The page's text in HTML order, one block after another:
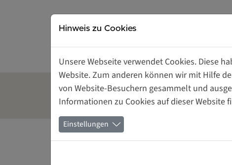
Gründerinnen- und
Unternehmerinnenzentrum
Tagungsräume
mieten
Hinweis zu Cookies
Unsere Webseite verwendet Cookies. Diese
Website. Zum anderen können wir mit Hilfe
von Website-Besuchern gesammelt und
Informationen zu Cookies auf dieser Website
Einstellungen